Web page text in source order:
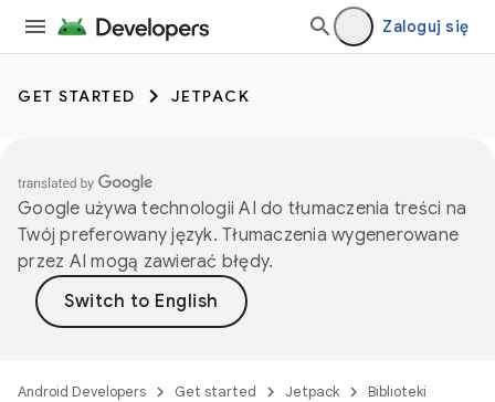
Zaloguj się
GET STARTED JETPACK
Google używa technologii AI do tłumaczenia treści na
Twój preferowany język. Tłumaczenia wygenerowane
przez AI mogą zawierać błędy.
Android Developers Get started Jetpack Biblioteki